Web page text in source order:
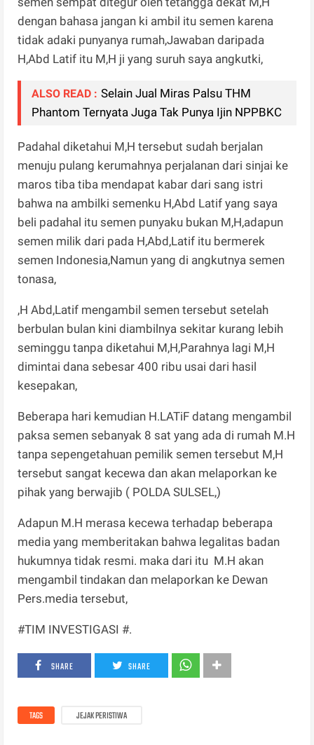
dengan bahasa jangan ki ambil itu semen karena
tidak adaki punyanya rumah,Jawaban daripada
H,Abd Latif itu M,H ji yang suruh saya angkutki,
ALSO READ : Selain Jual Miras Palsu THM
Phantom Ternyata Juga Tak Punya Ijin NPPBKC
Padahal diketahui M,H tersebut sudah berjalan
menuju pulang kerumahnya perjalanan dari sinjai ke
maros tiba tiba mendapat kabar dari sang istri
bahwa na ambilki semenku H,Abd Latif yang saya
beli padahal itu semen punyaku bukan M,H,adapun
semen milik dari pada H,Abd,Latif itu bermerek
semen Indonesia,Namun yang di angkutnya semen
tonasa,
,H Abd,Latif mengambil semen tersebut setelah
berbulan bulan kini diambilnya sekitar kurang lebih
seminggu tanpa diketahui M,H,Parahnya lagi M,H
dimintai dana sebesar 400 ribu usai dari hasil
kesepakan,
Beberapa hari kemudian H.LATiF datang mengambil
paksa semen sebanyak 8 sat yang ada di rumah M.H
tanpa sepengetahuan pemilik semen tersebut M,H
tersebut sangat kecewa dan akan melaporkan ke
pihak yang berwajib ( POLDA SULSEL,)
Adapun M.H merasa kecewa terhadap beberapa
media yang memberitakan bahwa legalitas badan
hukumnya tidak resmi. maka dari itu M.H akan
mengambil tindakan dan melaporkan ke Dewan
Pers.media tersebut,
#TIM INVESTIGASI #.
SHARE SHARE
TAGS JEJAK PERISTIWA